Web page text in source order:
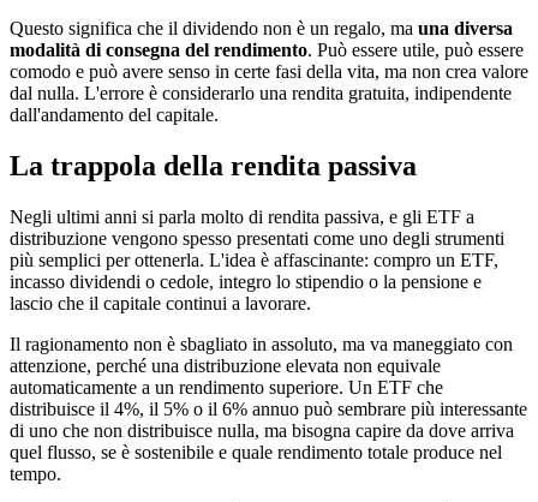
Questo significa che il dividendo non è un regalo, ma una diversa
modalità di consegna del rendimento. Può essere utile, può essere
comodo e può avere senso in certe fasi della vita, ma non crea valore
dal nulla. L'errore è considerarlo una rendita gratuita, indipendente
dall'andamento del capitale.
La trappola della rendita passiva
Negli ultimi anni si parla molto di rendita passiva, e gli ETF a
distribuzione vengono spesso presentati come uno degli strumenti
più semplici per ottenerla. L'idea è affascinante: compro un ETF,
incasso dividendi o cedole, integro lo stipendio o la pensione e
lascio che il capitale continui a lavorare.
Il ragionamento non è sbagliato in assoluto, ma va maneggiato con
attenzione, perché una distribuzione elevata non equivale
automaticamente a un rendimento superiore. Un ETF che
distribuisce il 4%, il 5% o il 6% annuo può sembrare più interessante
di uno che non distribuisce nulla, ma bisogna capire da dove arriva
quel flusso, se è sostenibile e quale rendimento totale produce nel
tempo.